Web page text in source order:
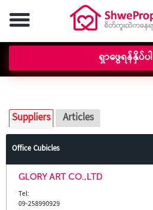
ရှာဖွေရန်နှိပ်ပါ
Suppliers Articles
Office Cubicles
GLORY ART CO.,LTD
Tel:
09-258990929